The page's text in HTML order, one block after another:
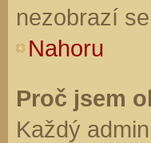
nezobrazí
Nahoru
Proč jsem
Každý